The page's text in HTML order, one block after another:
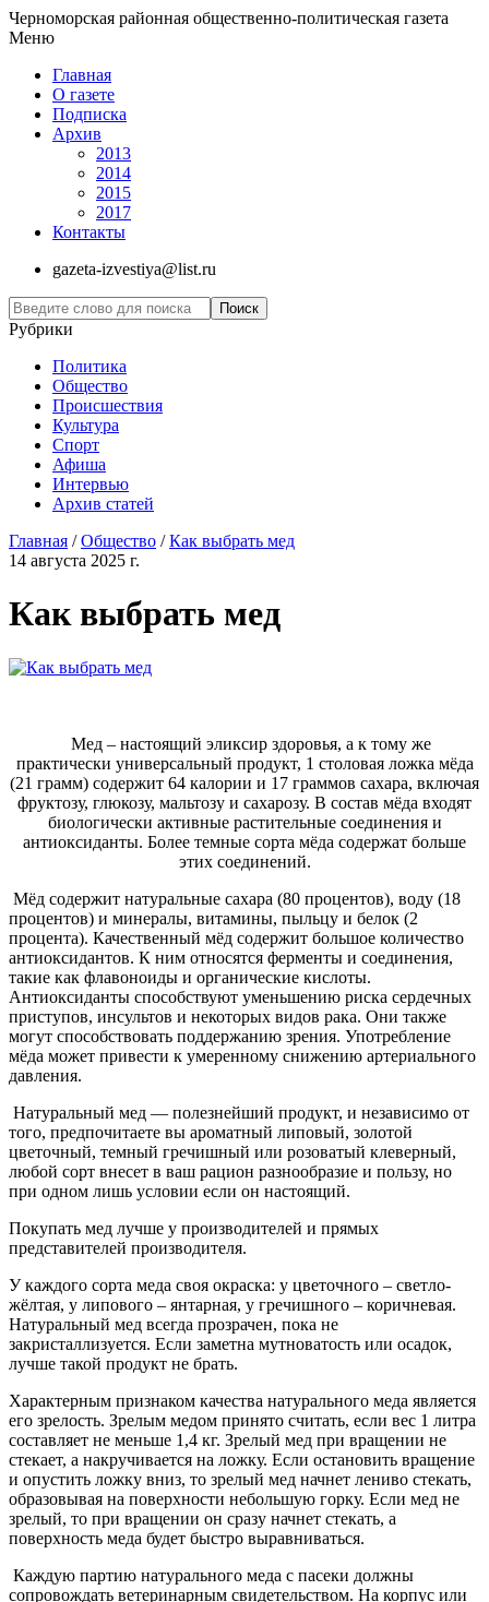
Черноморская районная общественно-политическая газета
Меню
Главная
О газете
Подписка
Архив
2013
2014
2015
2017
Контакты
gazeta-izvestiya@list.ru
Рубрики
Политика
Общество
Проиcшествия
Культура
Спорт
Афиша
Интервью
Архив статей
Главная /Общество /Как выбрать мед
14 августа 2025 г.
Как выбрать мед
Мед – настоящий эликсир здоровья, а к тому же
практически универсальный продукт, 1 столовая ложка мёда
(21 грамм) содержит 64 калории и 17 граммов сахара, включая
фруктозу, глюкозу, мальтозу и сахарозу. В состав мёда входят
биологически активные растительные соединения и
антиоксиданты. Более темные сорта мёда содержат больше
этих соединений.
Мёд содержит натуральные сахара (80 процентов), воду (18
процентов) и минералы, витамины, пыльцу и белок (2
процента). Качественный мёд содержит большое количество
антиоксидантов. К ним относятся ферменты и соединения,
такие как флавоноиды и органические кислоты.
Антиоксиданты способствуют уменьшению риска сердечных
приступов, инсультов и некоторых видов рака. Они также
могут способствовать поддержанию зрения. Употребление
мёда может привести к умеренному снижению артериального
давления.
Натуральный мед — полезнейший продукт, и независимо от
того, предпочитаете вы ароматный липовый, золотой
цветочный, темный гречишный или розоватый клеверный,
любой сорт внесет в ваш рацион разнообразие и пользу, но
при одном лишь условии если он настоящий.
Покупать мед лучше у производителей и прямых
представителей производителя.
У каждого сорта меда своя окраска: у цветочного – светло-
жёлтая, у липового – янтарная, у гречишного – коричневая.
Натуральный мед всегда прозрачен, пока не
закристаллизуется. Если заметна мутноватость или осадок,
лучше такой продукт не брать.
Характерным признаком качества натурального меда является
его зрелость. Зрелым медом принято считать, если вес 1 литра
составляет не меньше 1,4 кг. Зрелый мед при вращении не
стекает, а накручивается на ложку. Если остановить вращение
и опустить ложку вниз, то зрелый мед начнет лениво стекать,
образовывая на поверхности небольшую горку. Если мед не
зрелый, то при вращении он сразу начнет стекать, а
поверхность меда будет быстро выравниваться.
Каждую партию натурального меда с пасеки должны
сопровождать ветеринарным свидетельством. На корпус или